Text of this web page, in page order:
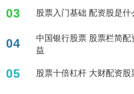
03 股票入门基础 配资股是什
04
中国银行股票 股票栏简
益
05 股票十倍杠杆 大财配资